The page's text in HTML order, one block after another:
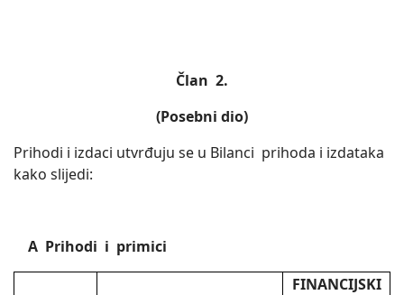
Član 2.
(Posebni dio)
Prihodi i izdaci utvrđuju se u Bilanci prihoda i izdataka
kako slijedi:
A Prihodi i primici
FINANCIJSKI